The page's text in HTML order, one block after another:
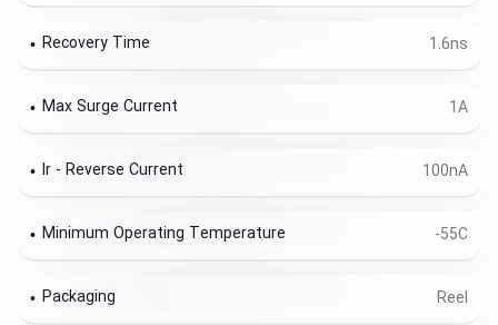
1.6ns
Recovery Time
1A
Max Surge Current
100nA
Ir - Reverse Current
-55C
Minimum Operating Temperature
Reel
Packaging